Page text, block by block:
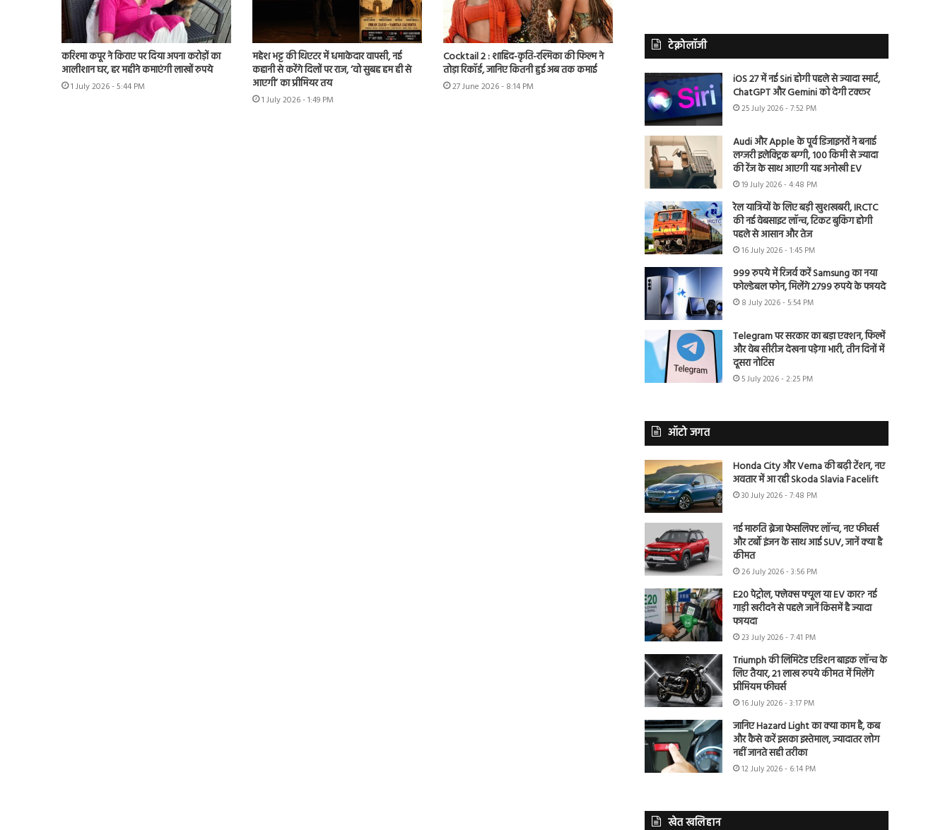
करिश्मा कपूर ने किराए पर दिया अपना करोड़ों का
आलीशान घर, हर महीने कमाएंगी लाखों रुपये
1 July 2026 - 5:44 PM
महेश भट्ट की थिएटर में धमाकेदार वापसी, नई
कहानी से करेंगे दिलों पर राज, ‘वो सुबह हम ही से
आएगी’ का प्रीमियर तय
1 July 2026 - 1:49 PM
Cocktail 2 : शाहिद-कृति-रश्मिका की फिल्म ने
तोड़ा रिकॉर्ड, जानिए कितनी हुई अब तक कमाई
27 June 2026 - 8:14 PM
टेक्नोलॉजी
iOS 27 में नई Siri होगी पहले से ज्यादा स्मार्ट,
ChatGPT और Gemini को देगी टक्कर
25 July 2026 - 7:52 PM
Audi और Apple के पूर्व डिजाइनरों ने बनाई
लग्जरी इलेक्ट्रिक बग्गी, 100 किमी से ज्यादा
की रेंज के साथ आएगी यह अनोखी EV
19 July 2026 - 4:48 PM
रेल यात्रियों के लिए बड़ी खुशखबरी, IRCTC
की नई वेबसाइट लॉन्च, टिकट बुकिंग होगी
पहले से आसान और तेज
16 July 2026 - 1:45 PM
999 रुपये में रिजर्व करें Samsung का नया
फोल्डेबल फोन, मिलेंगे 2799 रुपये के फायदे
8 July 2026 - 5:54 PM
Telegram पर सरकार का बड़ा एक्शन, फिल्में
और वेब सीरीज देखना पड़ेगा भारी, तीन दिनों में
दूसरा नोटिस
5 July 2026 - 2:25 PM
ऑटो जगत
Honda City और Verna की बढ़ी टेंशन, नए
अवतार में आ रही Skoda Slavia Facelift
30 July 2026 - 7:48 PM
नई मारुति ब्रेजा फेसलिफ्ट लॉन्च, नए फीचर्स
और टर्बो इंजन के साथ आई SUV, जानें क्या है
कीमत
26 July 2026 - 3:56 PM
E20 पेट्रोल, फ्लेक्स फ्यूल या EV कार? नई
गाड़ी खरीदने से पहले जानें किसमें है ज्यादा
फायदा
23 July 2026 - 7:41 PM
Triumph की लिमिटेड एडिशन बाइक लॉन्च के
लिए तैयार, 21 लाख रुपये कीमत में मिलेंगे
प्रीमियम फीचर्स
16 July 2026 - 3:17 PM
जानिए Hazard Light का क्या काम है, कब
और कैसे करें इसका इस्तेमाल, ज्यादातर लोग
नहीं जानते सही तरीका
12 July 2026 - 6:14 PM
खेत खलिहान